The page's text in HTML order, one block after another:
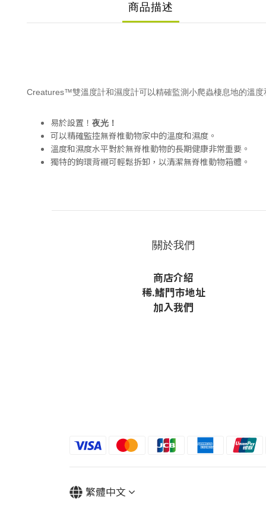
商品描述
Creatures™雙溫度計和濕度計可以精確監測小爬蟲棲息地的溫度
易於設置！ 夜光！
可以精確監控無脊椎動物家中的溫度和濕度。
溫度和濕度水平對於無脊椎動物的長期健康非常重要。
獨特的鉤環背襯可輕鬆拆卸，以清潔無脊椎動物箱體。
關於我們
商店介紹
稀.鰭門市地址
加入我們
繁體中文